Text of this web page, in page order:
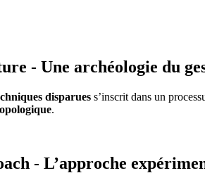
- Une archéologie du
disparues s’inscrit dans un
.
- L’approche